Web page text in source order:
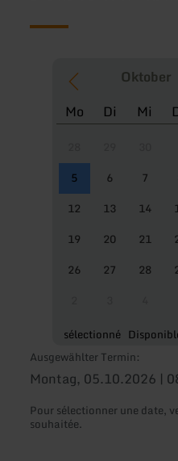
Mo Di Mi
5
6 7
12
13 14
19
20 21
26
27 28
sélectionné
Ausgewählter Termin:
Montag, 05.10.2026 |
Pour sélectionner une date,
souhaitée.